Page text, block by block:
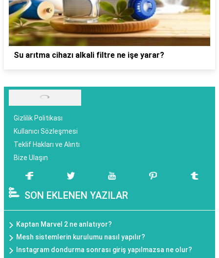
Su arıtma cihazı alkali filtre ne işe yarar?
Gizlilik Politikası
Kullanıcı Sözleşmesi
Teklif Hakları ve Alıntı
Bize Ulaşın
SON EKLENEN YAZILAR
Kaptan Marvel 2 ne anlatıyor?
Mesh sistemlerin kurulumu nasıl yapılır?
Instagram dondurma sonrası giriş yapılmazsa ne olur?